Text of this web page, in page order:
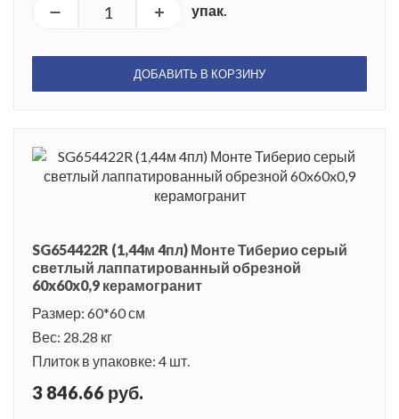
упак.
ДОБАВИТЬ В КОРЗИНУ
SG654422R (1,44м 4пл) Монте Тиберио серый
светлый лаппатированный обрезной
60x60x0,9 керамогранит
Размер: 60*60 см
Вес: 28.28 кг
Плиток в упаковке: 4 шт.
3 846.66 руб.